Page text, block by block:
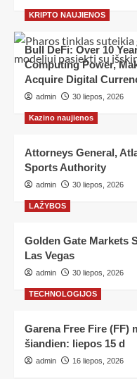
KRIPTO NAUJIENOS
Bull DeFi: Over 10
Computing Power,
Acquire Digital
admin 30 liepos, 2026
Kazino naujienos
Attorneys General,
Sports Authority
admin 30 liepos, 2026
LAŽYBOS
Golden Gate Markets
Las Vegas
admin 30 liepos, 2026
TECHNOLOGIJOS
Garena Free Fire (FF)
šiandien: liepos 15 d
admin 16 liepos, 2026